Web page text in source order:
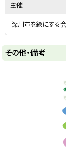
主催
深川市を緑にする会
ト
ッ
その他・備考